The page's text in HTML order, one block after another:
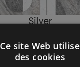
Silver
Ce site Web utilise
des cookies